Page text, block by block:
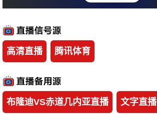
:
高清直播 腾讯体育
布隆迪VS赤道几内亚直播 文字直播